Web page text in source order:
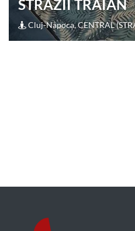
Cluj-Napoca, CENTRAL
MOTILOR)